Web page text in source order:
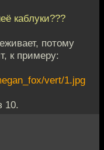
каблуки???
потому
к примеру:
vert/1.jpg
10.